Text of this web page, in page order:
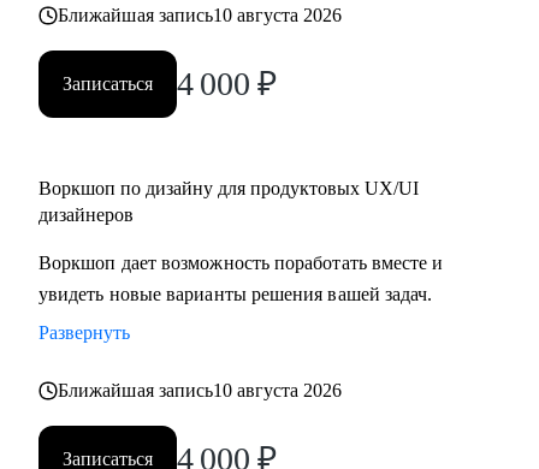
Ближайшая запись10 августа 2026
Записаться 4 000 ₽
Воркшоп по дизайну для продуктовых UX/UI
дизайнеров
Воркшоп дает возможность поработать вместе и
увидеть новые варианты решения вашей задач.
Развернуть
Ближайшая запись10 августа 2026
Записаться 4 000 ₽